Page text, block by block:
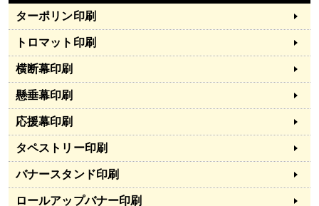
ターポリン印刷
トロマット印刷
横断幕印刷
懸垂幕印刷
応援幕印刷
タペストリー印刷
バナースタンド印刷
ロールアップバナー印刷